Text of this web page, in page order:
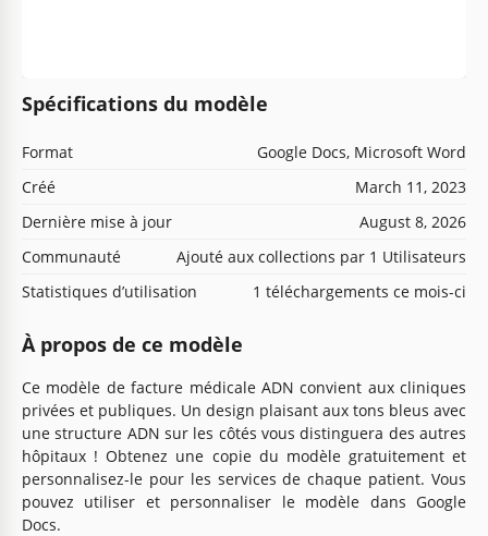
Spécifications du modèle
Format
Google Docs, Microsoft Word
Créé
March 11, 2023
Dernière mise à jour
August 8, 2026
Communauté
Ajouté aux collections par 1 Utilisateurs
Statistiques d’utilisation
1 téléchargements ce mois-ci
À propos de ce modèle
Ce modèle de facture médicale ADN convient aux cliniques
privées et publiques. Un design plaisant aux tons bleus avec
une structure ADN sur les côtés vous distinguera des autres
hôpitaux ! Obtenez une copie du modèle gratuitement et
personnalisez-le pour les services de chaque patient. Vous
pouvez utiliser et personnaliser le modèle dans Google
Docs.